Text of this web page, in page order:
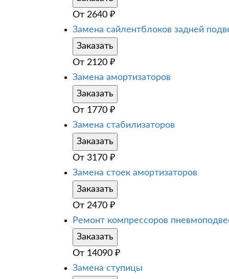
От 2640 ₽
Замена сайлентблоков задней
Заказать
От 2120 ₽
Замена амортизаторов
Заказать
От 1770 ₽
Замена стабилизаторов
Заказать
От 3170 ₽
Замена стоек амортизаторов
Заказать
От 2470 ₽
Ремонт компрессоров
Заказать
От 14090 ₽
Замена ступицы